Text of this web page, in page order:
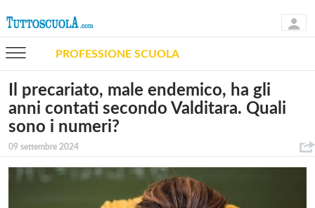
PROFESSIONE SCUOLA
Il precariato, male endemico, ha gli
anni contati secondo Valditara. Quali
sono i numeri?
09 settembre 2024